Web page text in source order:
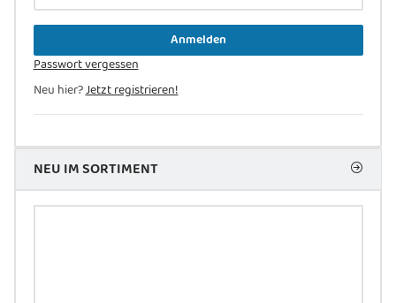
Anmelden
Passwort vergessen
Neu hier?Jetzt registrieren!
NEU IM SORTIMENT